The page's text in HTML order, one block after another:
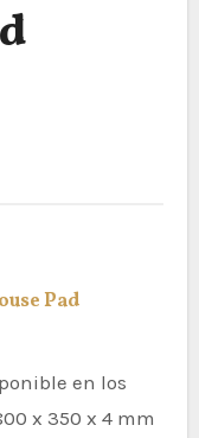
Pad
x 350 x 4 mm